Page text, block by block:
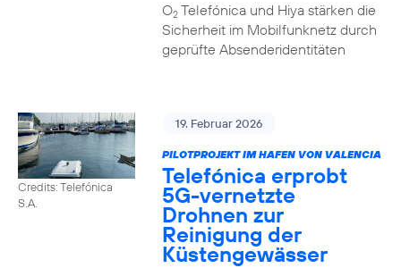
O2Telefónica und Hiya stärken die
Sicherheit im Mobilfunknetz durch
geprüfte Absenderidentitäten
Credits: Telefónica
S.A.
19. Februar 2026
PILOTPROJEKT IM HAFEN VON VALENCIA
Telefónica erprobt
5G-vernetzte
Drohnen zur
Reinigung der
Küstengewässer